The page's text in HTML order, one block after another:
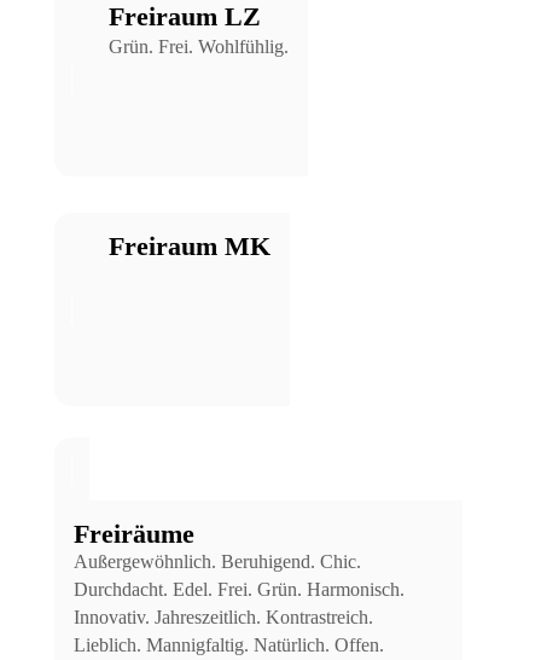
Freiraum LZ
Grün. Frei. Wohlfühlig.
Freiraum MK
Freiräume
Außergewöhnlich. Beruhigend. Chic.
Durchdacht. Edel. Frei. Grün. Harmonisch.
Innovativ. Jahreszeitlich. Kontrastreich.
Lieblich. Mannigfaltig. Natürlich. Offen.